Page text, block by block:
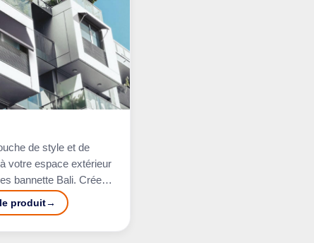
de style et de
votre espace extérieur
bannette Bali. Créez
et protégez-
produit